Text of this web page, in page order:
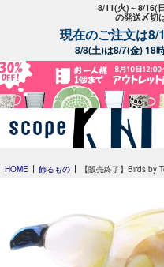
8/11(火)～8/16(
の発送〆切
現在のご注文は8/
8/8(土)は8/7(金) 18
HOME 飾るもの 【販売終了】Birds by